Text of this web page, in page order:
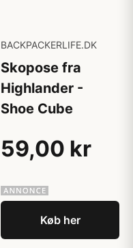
BACKPACKERLIFE.DK
Skopose fra
Highlander -
Shoe Cube
59,00 kr
Køb her